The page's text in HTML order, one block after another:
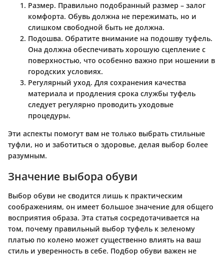
Размер. Правильно подобранный размер – залог
комфорта. Обувь должна не пережимать, но и
слишком свободной быть не должна.
Подошва. Обратите внимание на подошву туфель.
Она должна обеспечивать хорошую сцепление с
поверхностью, что особенно важно при ношении в
городских условиях.
Регулярный уход. Для сохранения качества
материала и продления срока службы туфель
следует регулярно проводить уходовые
процедуры.
Эти аспекты помогут вам не только выбрать стильные
туфли, но и заботиться о здоровье, делая выбор более
разумным.
Значение выбора обуви
Выбор обуви не сводится лишь к практическим
соображениям, он имеет большое значение для общего
восприятия образа. Эта статья сосредотачивается на
том, почему правильный выбор туфель к зеленому
платью по колено может существенно влиять на ваш
стиль и уверенность в себе. Подбор обуви важен не